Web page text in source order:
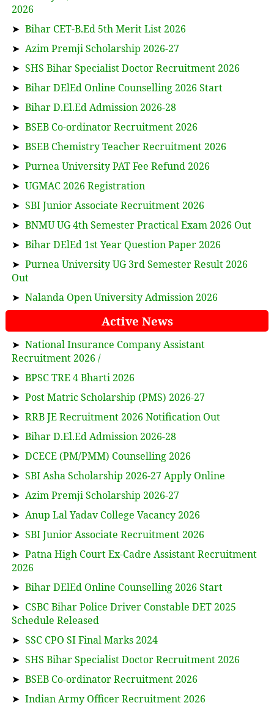
2026
➤ Bihar CET-B.Ed 5th Merit List 2026
➤ Azim Premji Scholarship 2026-27
➤ SHS Bihar Specialist Doctor Recruitment 2026
➤ Bihar DElEd Online Counselling 2026 Start
➤ Bihar D.El.Ed Admission 2026-28
➤ BSEB Co-ordinator Recruitment 2026
➤ BSEB Chemistry Teacher Recruitment 2026
➤ Purnea University PAT Fee Refund 2026
➤ UGMAC 2026 Registration
➤ SBI Junior Associate Recruitment 2026
➤ BNMU UG 4th Semester Practical Exam 2026 Out
➤ Bihar DElEd 1st Year Question Paper 2026
➤ Purnea University UG 3rd Semester Result 2026
Out
➤ Nalanda Open University Admission 2026
Active News
➤ National Insurance Company Assistant
Recruitment 2026 /
➤ BPSC TRE 4 Bharti 2026
➤ Post Matric Scholarship (PMS) 2026-27
➤ RRB JE Recruitment 2026 Notification Out
➤ Bihar D.El.Ed Admission 2026-28
➤ DCECE (PM/PMM) Counselling 2026
➤ SBI Asha Scholarship 2026-27 Apply Online
➤ Azim Premji Scholarship 2026-27
➤ Anup Lal Yadav College Vacancy 2026
➤ SBI Junior Associate Recruitment 2026
➤ Patna High Court Ex-Cadre Assistant Recruitment
2026
➤ Bihar DElEd Online Counselling 2026 Start
➤ CSBC Bihar Police Driver Constable DET 2025
Schedule Released
➤ SSC CPO SI Final Marks 2024
➤ SHS Bihar Specialist Doctor Recruitment 2026
➤ BSEB Co-ordinator Recruitment 2026
➤ Indian Army Officer Recruitment 2026